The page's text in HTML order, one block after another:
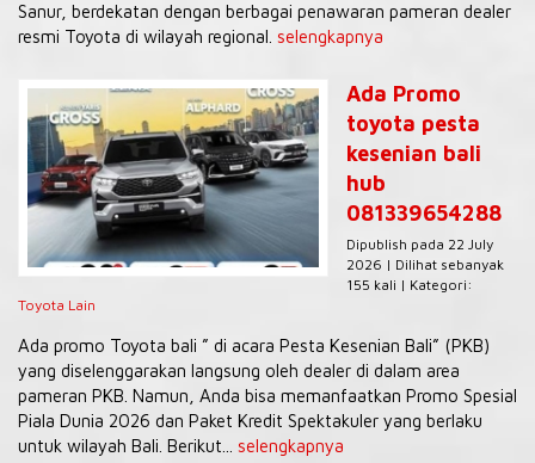
Sanur, berdekatan dengan berbagai penawaran pameran dealer
resmi Toyota di wilayah regional. selengkapnya
Ada Promo
toyota pesta
kesenian bali
hub
081339654288
Dipublish pada 22 July
2026 | Dilihat sebanyak
155 kali | Kategori:
Toyota Lain
Ada promo Toyota bali ” di acara Pesta Kesenian Bali” (PKB)
yang diselenggarakan langsung oleh dealer di dalam area
pameran PKB. Namun, Anda bisa memanfaatkan Promo Spesial
Piala Dunia 2026 dan Paket Kredit Spektakuler yang berlaku
untuk wilayah Bali. Berikut... selengkapnya